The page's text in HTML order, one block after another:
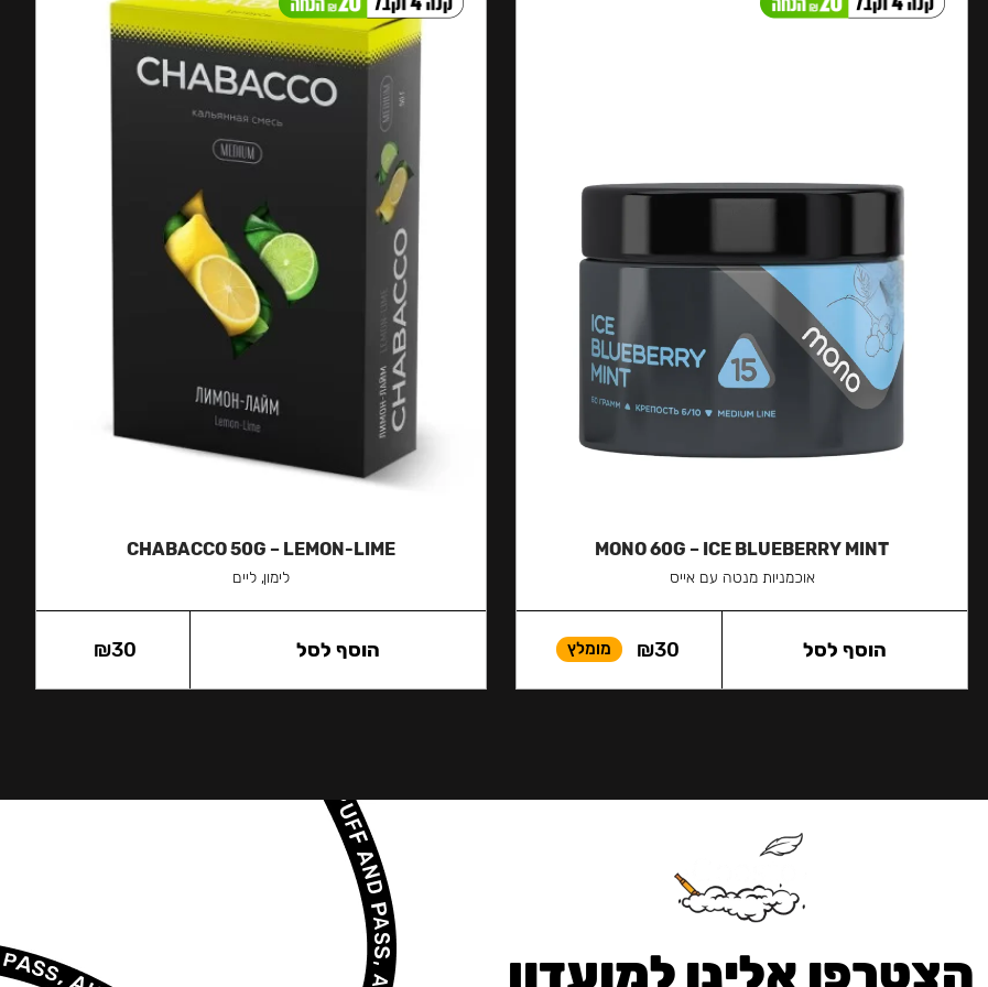
MONO 60G – ICE BLUEBERRY MINT
אוכמניות מנטה עם אייס
₪30 מומלץ הוסף לסל
CHABACCO 50G – LEMON-LIME
לימון, ליים
₪30 הוסף לסל
הצטרפו אלינו למועדון